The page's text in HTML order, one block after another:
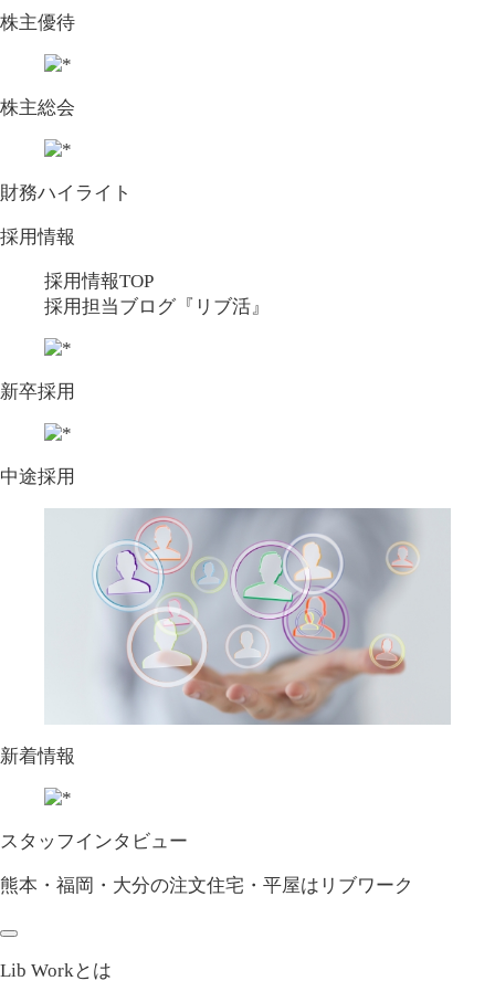
株主優待
株主総会
財務ハイライト
採用情報
採用情報TOP
採用担当ブログ『リブ活』
新卒採用
中途採用
新着情報
スタッフインタビュー
熊本・福岡・大分の注文住宅・平屋はリブワーク
Lib Workとは